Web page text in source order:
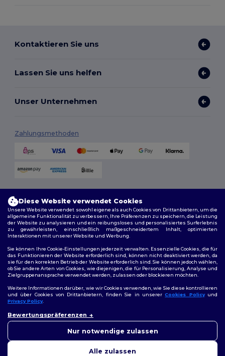
Kontaktieren Sie uns
Lassen Sie uns helfen
Unser Unternehmen
Zahlungsmethoden
Allgemeine Geschäftsbedingungen
Datenschutzbestimmungen|Cookie-Richtlinie|Site Map
Folge uns
Diese Website verwendet Cookies
Unsere Website verwendet sowohl eigene als auch Cookies von Drittanbietern, um die
allgemeine Funktionalität zu verbessern, Ihre Präferenzen zu speichern, die Leistung
der Website zu analysieren und ein reibungsloses und personalisiertes Surferlebnis
zu gewährleisten, einschließlich maßgeschneidertem Inhalt, optimierten
Interaktionen mit unserer Website und Werbung.
Sie können Ihre Cookie-Einstellungen jederzeit verwalten. Essenzielle Cookies, die für
das Funktionieren der Website erforderlich sind, können nicht deaktiviert werden, da
sie für den korrekten Betrieb der Website erforderlich sind. Sie können jedoch wählen,
ob Sie andere Arten von Cookies, wie diejenigen, die für Personalisierung, Analyse und
Zielgruppenansprache verwendet werden, zulassen oder blockieren möchten.
Weitere Informationen darüber, wie wir Cookies verwenden, wie Sie diese kontrollieren
und über Cookies von Drittanbietern, finden Sie in unsererCookies Policyund
Privacy Policy.
Bewertungspräferenzen
Nur notwendige zulassen
Alle zulassen
uns jederzeit kontaktieren.
Ihnen zu helfen.